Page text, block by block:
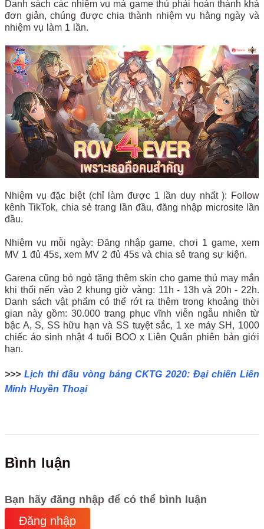
Danh sách các nhiệm vụ mà game thủ phải hoàn thành khá
đơn giản, chúng được chia thành nhiệm vụ hằng ngày và
nhiệm vụ làm 1 lần.
Nhiệm vụ đặc biệt (chỉ làm được 1 lần duy nhất ): Follow
kênh TikTok, chia sẻ trang lần đầu, đăng nhập microsite lần
đầu.
Nhiệm vụ mỗi ngày: Đăng nhập game, chơi 1 game, xem
MV 1 đủ 45s, xem MV 2 đủ 45s và chia sẻ trang sự kiện.
Garena cũng bỏ ngỏ tặng thêm skin cho game thủ may mắn
khi thổi nến vào 2 khung giờ vàng: 11h - 13h và 20h - 22h.
Danh sách vật phẩm có thể rớt ra thêm trong khoảng thời
gian này gồm: 30.000 trang phục vĩnh viễn ngẫu nhiên từ
bậc A, S, SS hữu hạn và SS tuyệt sắc, 1 xe máy SH, 1000
chiếc áo sinh nhật 4 tuổi BOO x Liên Quân phiên bản giới
hạn.
>>> Lịch thi đấu vòng bảng CKTG 2020: Đại chiến Liên
Minh Huyền Thoại
Bình luận
Bạn hãy đăng nhập để có thể bình luận
Đăng nhập